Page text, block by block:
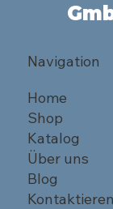
Navigation
Home
Shop
Katalog
Über uns
Blog